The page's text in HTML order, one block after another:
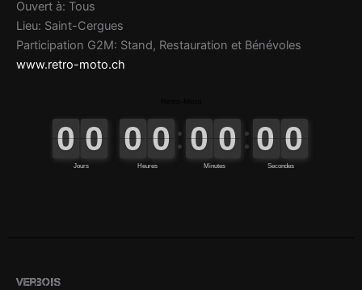
Ouvert à: Tous
Lieu: Saint-Cergues
Participation G2M: Stand, Restauration et Bénévoles
www.retro-moto.ch
Verbois